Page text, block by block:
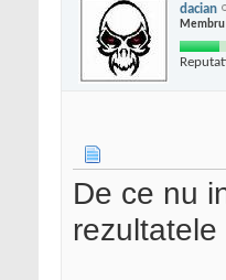
dacian
Membru
De ce nu
rezultatele